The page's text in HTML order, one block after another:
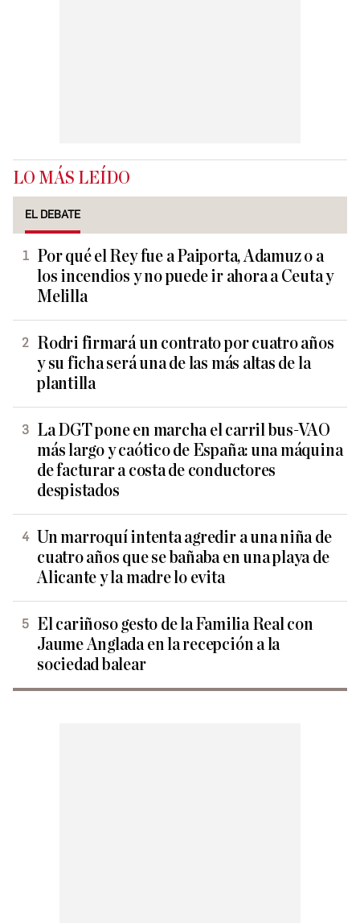
LO MÁS LEÍDO
EL DEBATE
Por qué el Rey fue a Paiporta, Adamuz o a
los incendios y no puede ir ahora a Ceuta y
Melilla
Rodri firmará un contrato por cuatro años
y su ficha será una de las más altas de la
plantilla
La DGT pone en marcha el carril bus-VAO
más largo y caótico de España: una máquina
de facturar a costa de conductores
despistados
Un marroquí intenta agredir a una niña de
cuatro años que se bañaba en una playa de
Alicante y la madre lo evita
El cariñoso gesto de la Familia Real con
Jaume Anglada en la recepción a la
sociedad balear